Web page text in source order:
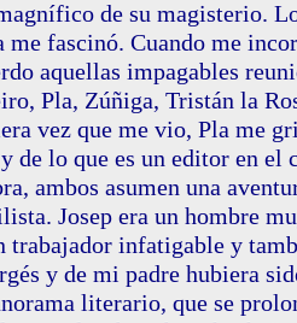
de su magisterio.
fascinó. Cuando me
aquellas impagables
Pla, Zúñiga, Tristán la
vez que me vio, Pla me
lo que es un editor en el
ambos asumen una
Josep era un hombre
trabajador infatigable y
y de mi padre hubiera
literario, que se